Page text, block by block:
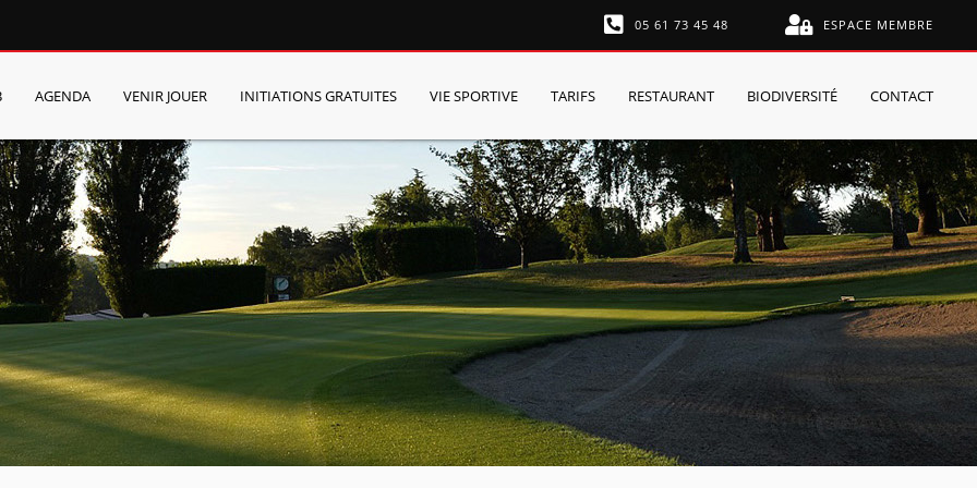
05 61 73 45 48 ESPACE MEMBRE
AGENDA VENIR JOUER INITIATIONS GRATUITES VIE SPORTIVE TARIFS RESTAURANT BIODIVERSITÉ CONTACT